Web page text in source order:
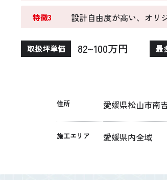
特徴3 設計自由度が高い、オリ
取扱坪単価 82~100万円 最
住所 愛媛県松山市南
施工エリア 愛媛県内全域